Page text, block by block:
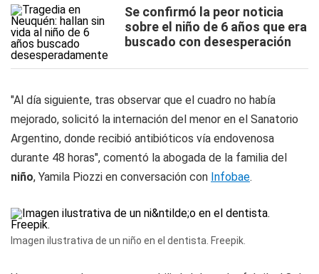
Se confirmó la peor noticia
sobre el niño de 6 años que era
buscado con desesperación
"Al día siguiente, tras observar que el cuadro no había
mejorado, solicitó la internación del menor en el Sanatorio
Argentino, donde recibió antibióticos vía endovenosa
durante 48 horas", comentó la abogada de la familia del
niño, Yamila Piozzi en conversación con Infobae.
Imagen ilustrativa de un niño en el dentista. Freepik.